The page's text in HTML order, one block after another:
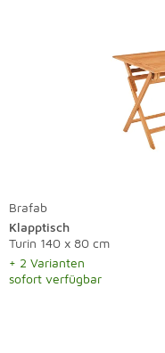
Brafab
Klapptisch
Turin 140 x 80 cm
+ 2 Varianten
sofort verfügbar